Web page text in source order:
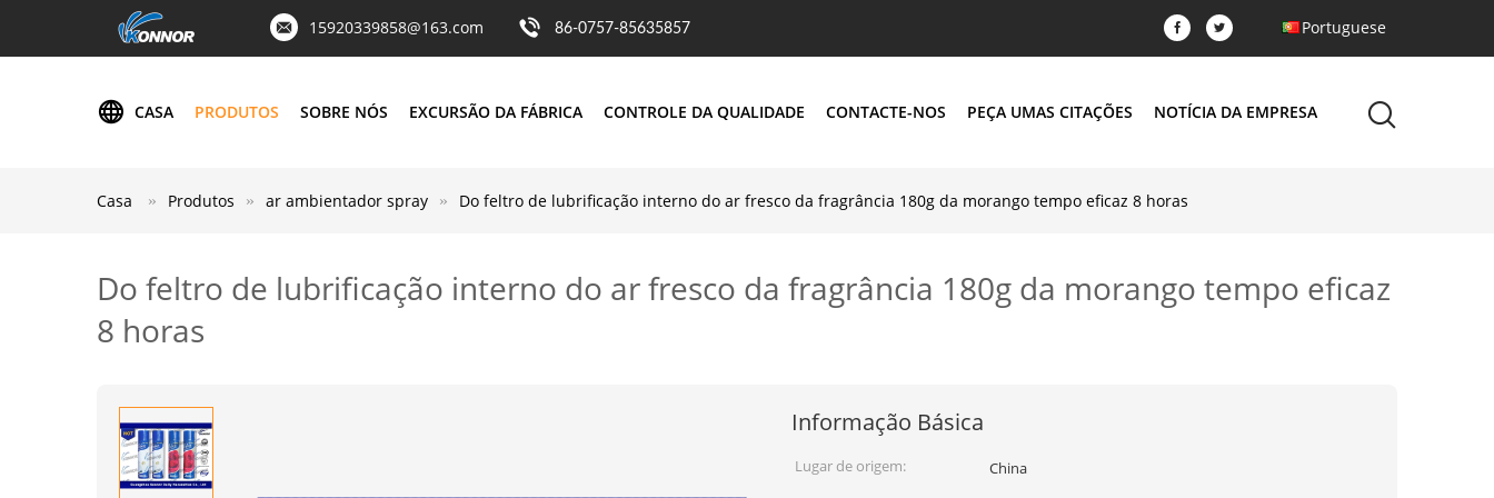
15920339858@163.com 86-0757-85635857 Portuguese
CASA PRODUTOS SOBRE NÓS EXCURSÃO DA FÁBRICA CONTROLE DA QUALIDADE CONTACTE-NOS PEÇA UMAS CITAÇÕES NOTÍCIA DA EMPRESA
Casa Produtos ar ambientador spray Do feltro de lubrificação interno do ar fresco da fragrância 180g da morango tempo eficaz 8 horas
Do feltro de lubrificação interno do ar fresco da fragrância 180g da morango tempo eficaz
8 horas
Informação Básica
Lugar de origem:
China